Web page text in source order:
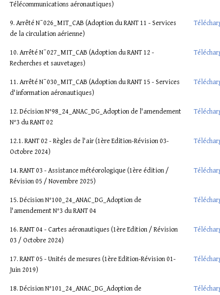
Télécommunications aéronautiques)
9. Arrêté N¯026_MIT_CAB (Adoption du RANT 11 - Services
de la circulation aérienne)
10. Arrêté N¯027_MIT_CAB (Adoption du RANT 12 -
Recherches et sauvetages)
11. Arrêté N¯030_MIT_CAB (Adoption du RANT 15 - Services
d'information aéronautiques)
12. Décision N°98_24_ANAC_DG_Adoption de l'amendement
N°3 du RANT 02
12.1. RANT 02 - Règles de l'air (1ère Edition-Révision 03-
Octobre 2024)
14. RANT 03 - Assistance météorologique (1ère édition /
Révision 05 / Novembre 2025)
15. Décision N°100_24_ANAC_DG_Adoption de
l'amendement N°3 du RANT 04
16. RANT 04 - Cartes aéronautiques (1ère Edition / Révision
03 / Octobre 2024)
17. RANT 05 - Unités de mesures (1ère Edition-Révision 01-
Juin 2019)
18. Décision N°101_24_ANAC_DG_Adoption de